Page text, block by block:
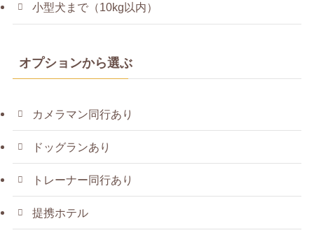
小型犬まで（10kg以内）
オプションから選ぶ
カメラマン同行あり
ドッグランあり
トレーナー同行あり
提携ホテル